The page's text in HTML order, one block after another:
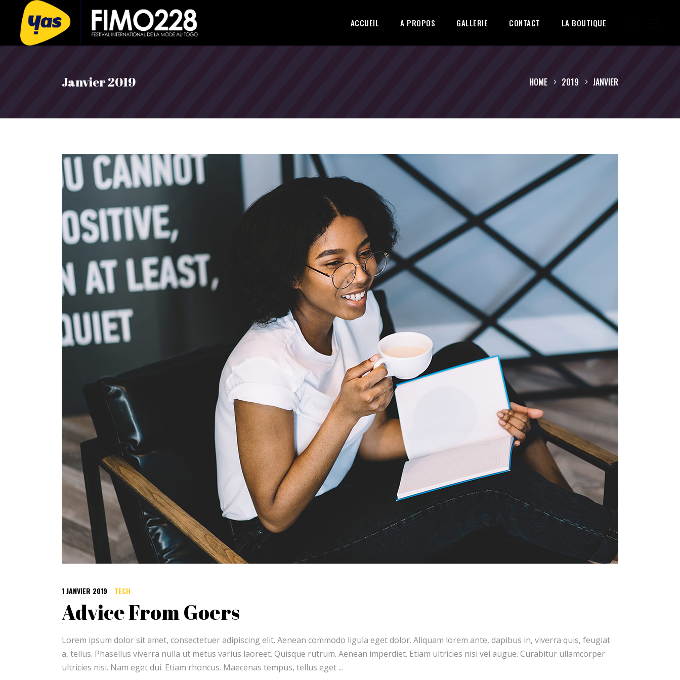
ACCUEIL A PROPOS GALLERIE CONTACT LA BOUTIQUE
Janvier 2019 HOME 2019 JANVIER
1 JANVIER 2019 TECH
Advice From Goers
Lorem ipsum dolor sit amet, consectetuer adipiscing elit. Aenean commodo ligula eget dolor. Aliquam lorem ante, dapibus in, viverra quis, feugiat
a, tellus. Phasellus viverra nulla ut metus varius laoreet. Quisque rutrum. Aenean imperdiet. Etiam ultricies nisi vel augue. Curabitur ullamcorper
ultricies nisi. Nam eget dui. Etiam rhoncus. Maecenas tempus, tellus eget